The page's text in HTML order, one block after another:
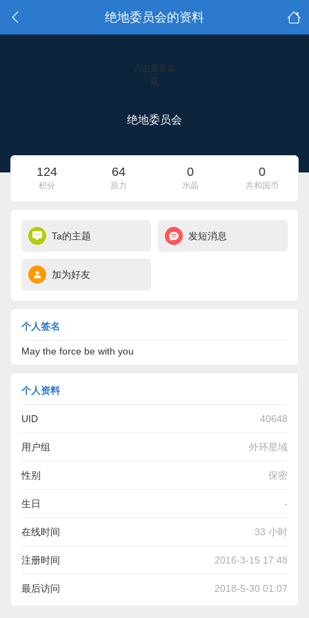
绝地委员会的资料
点击重新加
载
绝地委员会
124
积分
64
原力
0
水晶
0
共和国币
Ta的主题 发短消息
加为好友
个人签名
May the force be with you
个人资料
UID 40648
用户组 外环星域
性别 保密
生日 -
在线时间 33 小时
注册时间 2016-3-15 17:48
最后访问 2018-5-30 01:07